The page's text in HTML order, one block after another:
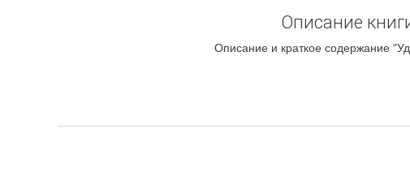
Описание
Описание и краткое содержание